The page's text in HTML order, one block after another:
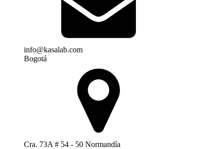
info@kasalab.com
Bogotá
Cra. 73A # 54 - 50 Normandía